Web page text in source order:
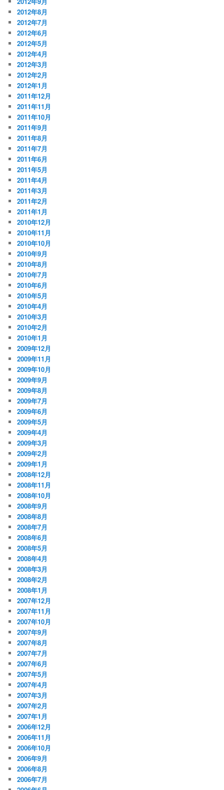
2012年8月
2012年7月
2012年6月
2012年5月
2012年4月
2012年3月
2012年2月
2012年1月
2011年12月
2011年11月
2011年10月
2011年9月
2011年8月
2011年7月
2011年6月
2011年5月
2011年4月
2011年3月
2011年2月
2011年1月
2010年12月
2010年11月
2010年10月
2010年9月
2010年8月
2010年7月
2010年6月
2010年5月
2010年4月
2010年3月
2010年2月
2010年1月
2009年12月
2009年11月
2009年10月
2009年9月
2009年8月
2009年7月
2009年6月
2009年5月
2009年4月
2009年3月
2009年2月
2009年1月
2008年12月
2008年11月
2008年10月
2008年9月
2008年8月
2008年7月
2008年6月
2008年5月
2008年4月
2008年3月
2008年2月
2008年1月
2007年12月
2007年11月
2007年10月
2007年9月
2007年8月
2007年7月
2007年6月
2007年5月
2007年4月
2007年3月
2007年2月
2007年1月
2006年12月
2006年11月
2006年10月
2006年9月
2006年8月
2006年7月